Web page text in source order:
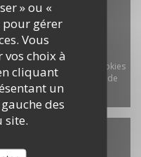
» ou «
pour gérer
Vous
choix à
cliquant
un
des
site.
devez accepter les cookies
collecter des données de
Autoriser